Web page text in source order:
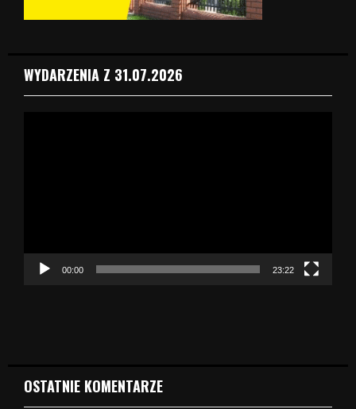
WYDARZENIA Z 31.07.2026
c
00:00 23:22
OSTATNIE KOMENTARZE